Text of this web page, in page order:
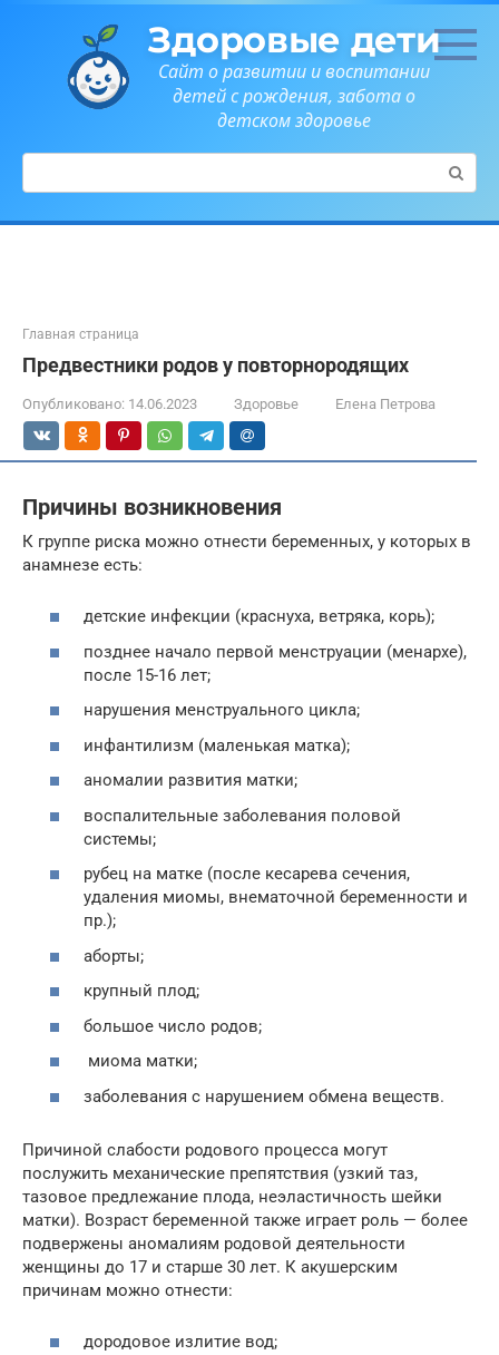
Здоровые дети
Сайт о развитии и воспитании
детей с рождения, забота о
детском здоровье
Поиск:
Главная страница
Предвестники родов у повторнородящих
Опубликовано: 14.06.2023 Здоровье Елена Петрова
Причины возникновения
К группе риска можно отнести беременных, у которых в
анамнезе есть:
детские инфекции (краснуха, ветряка, корь);
позднее начало первой менструации (менархе),
после 15-16 лет;
нарушения менструального цикла;
инфантилизм (маленькая матка);
аномалии развития матки;
воспалительные заболевания половой
системы;
рубец на матке (после кесарева сечения,
удаления миомы, внематочной беременности и
пр.);
аборты;
крупный плод;
большое число родов;
миома матки;
заболевания с нарушением обмена веществ.
Причиной слабости родового процесса могут
послужить механические препятствия (узкий таз,
тазовое предлежание плода, неэластичность шейки
матки). Возраст беременной также играет роль — более
подвержены аномалиям родовой деятельности
женщины до 17 и старше 30 лет. К акушерским
причинам можно отнести:
дородовое излитие вод;